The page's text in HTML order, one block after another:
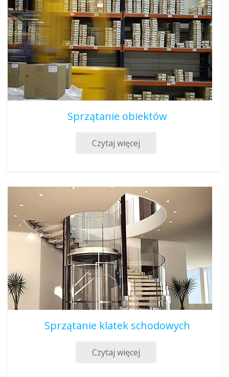
Sprzątanie obiektów
Czytaj więcej
Sprzątanie klatek schodowych
Czytaj więcej